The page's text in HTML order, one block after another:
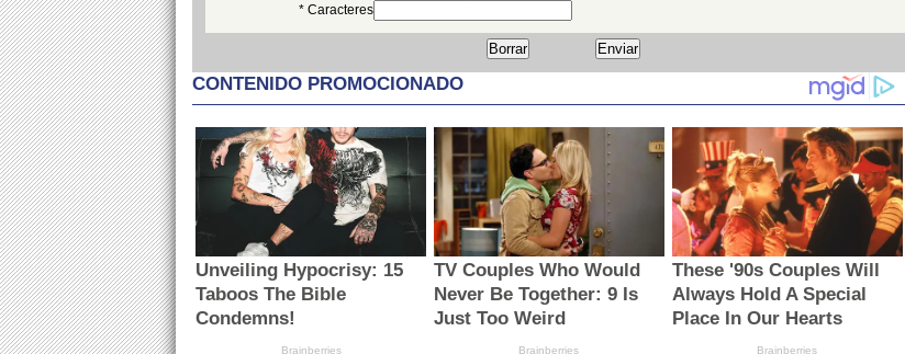
* Caracteres